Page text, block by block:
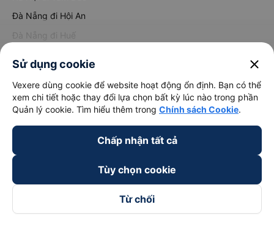
Đà Nẵng đi Hội An
Đà Nẵng đi Huế
Xem tất cả tuyến đường
Sử dụng cookie close
Vexere dùng cookie để website hoạt động ổn định. Bạn có thể
xem chi tiết hoặc thay đổi lựa chọn bất kỳ lúc nào trong phần
Quản lý cookie. Tìm hiểu thêm trong Chính sách Cookie.
Chấp nhận tất cả
Tùy chọn cookie
Từ chối